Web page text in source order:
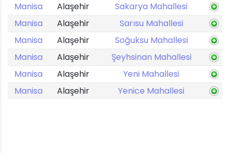
Manisa
Alaşehir
Sakarya Mahallesi
Manisa
Alaşehir
Sarısu Mahallesi
Manisa
Alaşehir
Soğuksu Mahallesi
Manisa
Alaşehir
Şeyhsinan Mahallesi
Manisa
Alaşehir
Yeni Mahallesi
Manisa
Alaşehir Yenice Mahallesi